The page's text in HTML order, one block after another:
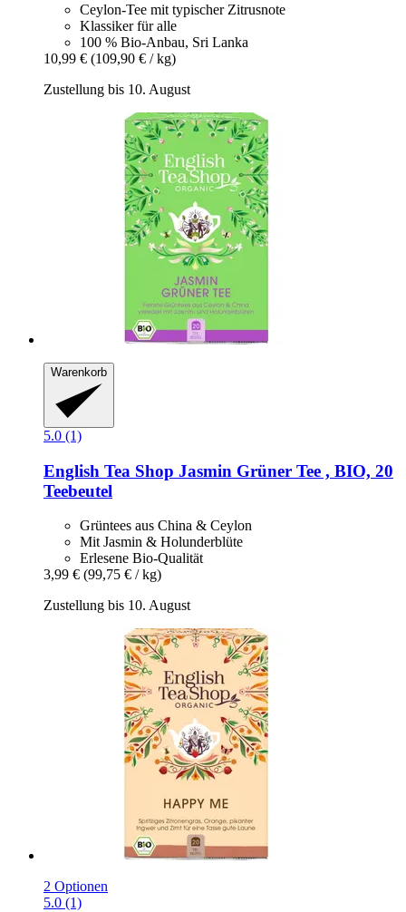
Ceylon-Tee mit typischer Zitrusnote
Klassiker für alle
100 % Bio-Anbau, Sri Lanka
10,99 € (109,90 € / kg)
Zustellung bis 10. August
Warenkorb
5.0 (1)
English Tea Shop Jasmin Grüner Tee , BIO, 20
Teebeutel
Grüntees aus China & Ceylon
Mit Jasmin & Holunderblüte
Erlesene Bio-Qualität
3,99 € (99,75 € / kg)
Zustellung bis 10. August
2 Optionen
5.0 (1)